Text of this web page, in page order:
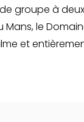
groupe à
Mans, le
et